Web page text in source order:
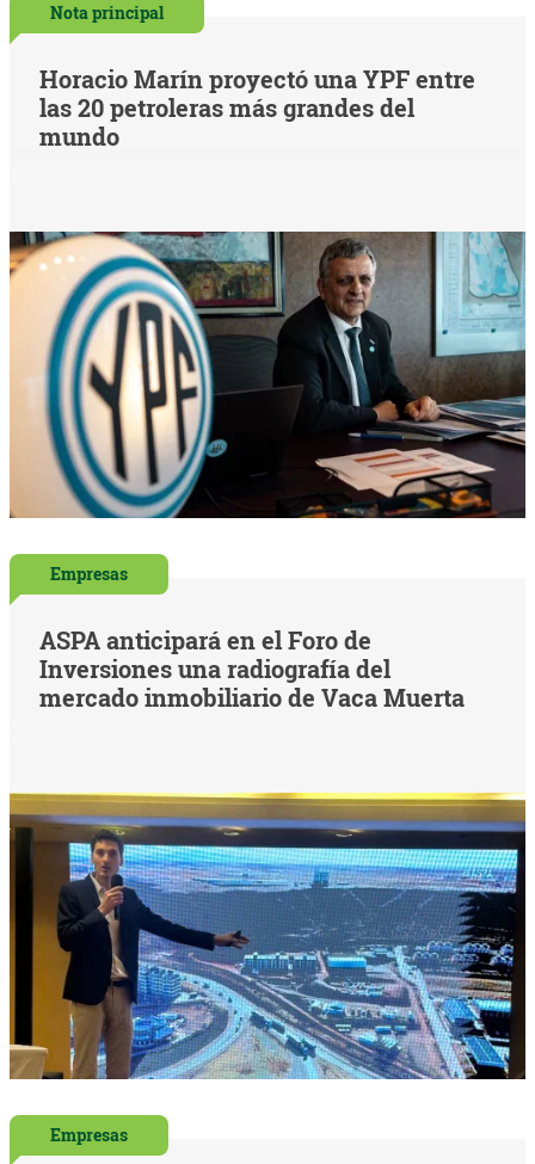
Nota principal
Horacio Marín proyectó una YPF entre
las 20 petroleras más grandes del
mundo
Empresas
ASPA anticipará en el Foro de
Inversiones una radiografía del
mercado inmobiliario de Vaca Muerta
Empresas